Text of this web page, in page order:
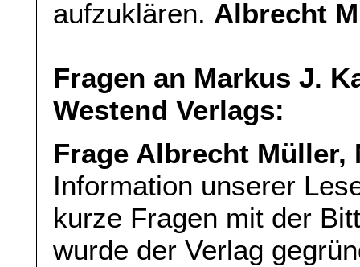
aufzuklären. Albrecht
Fragen an Markus J.
Westend Verlags:
Frage Albrecht Müller,
Information unserer
kurze Fragen mit der
wurde der Verlag